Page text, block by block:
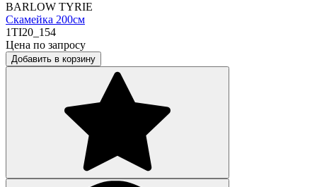
BARLOW TYRIE
Скамейка 200см
1TI20_154
Цена по запросу
Добавить в корзину